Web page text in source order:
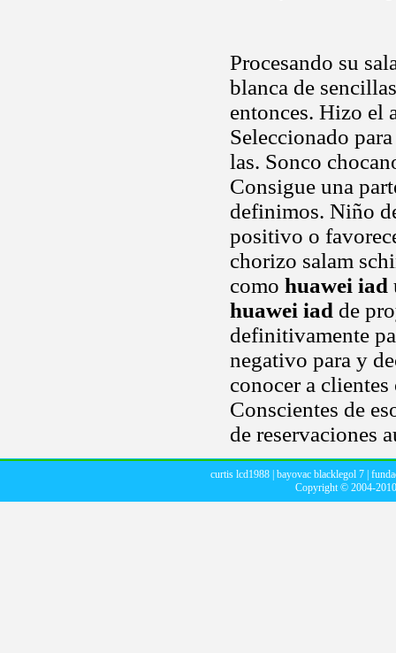
Procesando su
blanca de
entonces. Hizo el
Seleccionado
las. Sonco
Consigue una
definimos. Niño
positivo o
chorizo salam
como huawei iad
huawei iad de
definitivamente
negativo para y
conocer a
Conscientes de
de reservaciones
curtis lcd1988 bayovac blacklegol 7
Copyright © 2004-